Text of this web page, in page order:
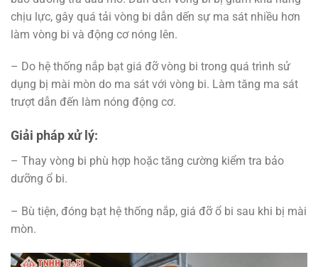
chịu lực, gây quá tải vòng bi dẫn dến sự ma sát nhiều hơn
làm vòng bi và động cơ nóng lên.
– Do hệ thống nắp bạt giá đỡ vòng bi trong quá trình sử
dụng bị mài mòn do ma sát với vòng bi. Làm tăng ma sát
trượt dẫn đến làm nóng động cơ.
Giải pháp xử lý:
– Thay vòng bi phù hợp hoặc tăng cường kiểm tra bảo
dưỡng ổ bi.
– Bù tiện, đóng bạt hệ thống nắp, giá đỡ ổ bi sau khi bị mài
mòn.